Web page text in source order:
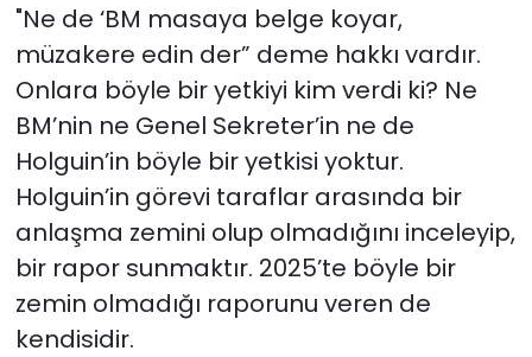
"Ne de ‘BM masaya belge koyar,
müzakere edin der” deme hakkı vardır.
Onlara böyle bir yetkiyi kim verdi ki? Ne
BM’nin ne Genel Sekreter’in ne de
Holguin’in böyle bir yetkisi yoktur.
Holguin’in görevi taraflar arasında bir
anlaşma zemini olup olmadığını inceleyip,
bir rapor sunmaktır. 2025’te böyle bir
zemin olmadığı raporunu veren de
kendisidir.